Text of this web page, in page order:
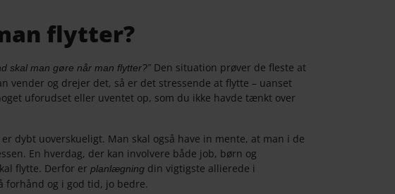
flytter?
skal man gøre når man flytter?” Den situation prøver de fleste at
vender og drejer det, så er det stressende at flytte – uanset
uforudset eller uventet op, som du ikke havde tænkt over
dybt uoverskueligt. Man skal også have in mente, at man i de
En hverdag, der kan involvere både job, børn og
flytte. Derfor er planlægning din vigtigste allierede i
forhånd og i god tid, jo bedre.